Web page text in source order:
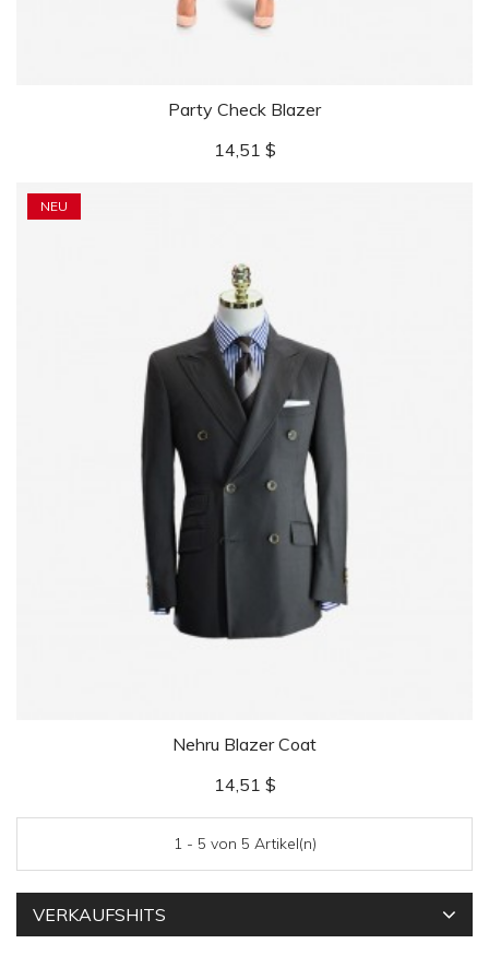
Party Check Blazer
Preis
14,51 $
NEU
Nehru Blazer Coat
Preis
14,51 $
1 - 5 von 5 Artikel(n)
VERKAUFSHITS